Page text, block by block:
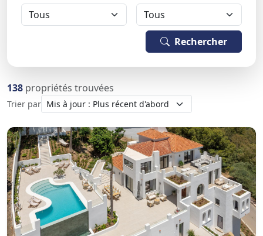
Rechercher
138 propriétés trouvées
Trier par